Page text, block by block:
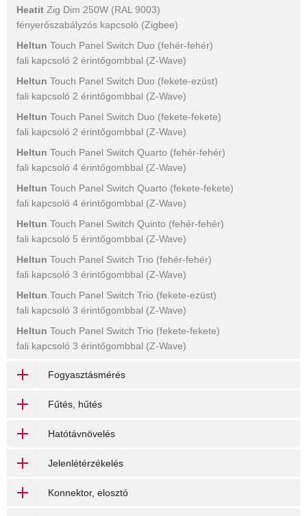
Heatit Zig Dim 250W (RAL 9003)
fényerőszabályzós kapcsoló (Zigbee)
Heltun Touch Panel Switch Duo (fehér-fehér)
fali kapcsoló 2 érintőgombbal (Z-Wave)
Heltun Touch Panel Switch Duo (fekete-ezüst)
fali kapcsoló 2 érintőgombbal (Z-Wave)
Heltun Touch Panel Switch Duo (fekete-fekete)
fali kapcsoló 2 érintőgombbal (Z-Wave)
Heltun Touch Panel Switch Quarto (fehér-fehér)
fali kapcsoló 4 érintőgombbal (Z-Wave)
Heltun Touch Panel Switch Quarto (fekete-fekete)
fali kapcsoló 4 érintőgombbal (Z-Wave)
Heltun Touch Panel Switch Quinto (fehér-fehér)
fali kapcsoló 5 érintőgombbal (Z-Wave)
Heltun Touch Panel Switch Trio (fehér-fehér)
fali kapcsoló 3 érintőgombbal (Z-Wave)
Heltun Touch Panel Switch Trio (fekete-ezüst)
fali kapcsoló 3 érintőgombbal (Z-Wave)
Heltun Touch Panel Switch Trio (fekete-fekete)
fali kapcsoló 3 érintőgombbal (Z-Wave)
Fogyasztásmérés
Fűtés, hűtés
Hatótávnövelés
Jelenlétérzékelés
Konnektor, elosztó